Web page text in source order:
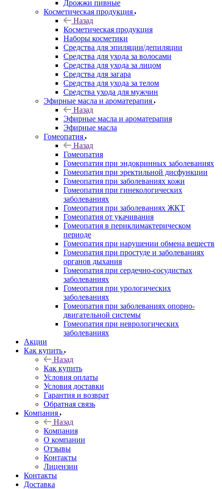
Дрожжи пивные
Косметическая продукция
Назад
Косметическая продукция
Наборы косметики
Средства для эпиляции/депиляции
Средства для ухода за волосами
Средства для ухода за лицом
Средства для загара
Средства для ухода за телом
Средства ухода для мужчин
Эфирные масла и ароматерапия
Назад
Эфирные масла и ароматерапия
Эфирные масла
Гомеопатия
Назад
Гомеопатия
Гомеопатия при эндокринных заболеваниях
Гомеопатия при эректильной дисфункции
Гомеопатия при заболеваниях кожи
Гомеопатия при гинекологических
заболеваниях
Гомеопатия при заболеваниях ЖКТ
Гомеопатия от укачивания
Гомеопатия в периклимактерическом
периоде
Гомеопатия при нарушении обмена веществ
Гомеопатия при простуде и заболеваниях
органов дыхания
Гомеопатия при сердечно-сосудистых
заболеваниях
Гомеопатия при урологических
заболеваниях
Гомеопатия при заболеваниях опорно-
двигательной системы
Гомеопатия при неврологических
заболеваниях
Акции
Как купить
Назад
Как купить
Условия оплаты
Условия доставки
Гарантия и возврат
Обратная связь
Компания
Назад
Компания
О компании
Отзывы
Контакты
Лицензии
Контакты
Доставка